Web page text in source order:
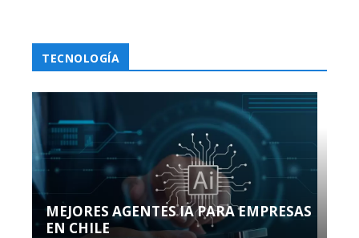
TECNOLOGÍA
MEJORES AGENTES IA PARA EMPRESAS
EN CHILE